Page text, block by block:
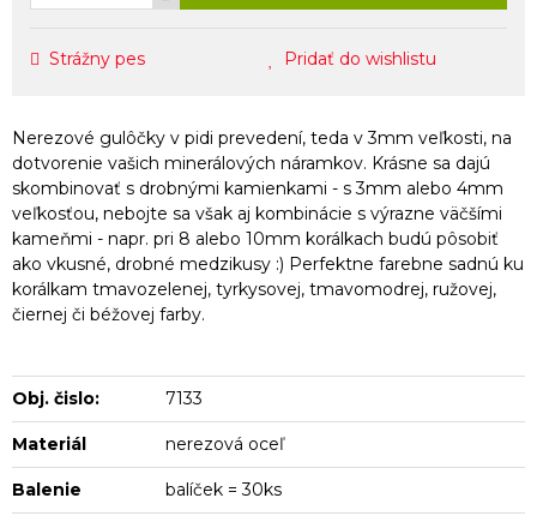
Strážny pes Pridať do wishlistu
Nerezové gulôčky v pidi prevedení, teda v 3mm veľkosti, na
dotvorenie vašich minerálových náramkov. Krásne sa dajú
skombinovať s drobnými kamienkami - s 3mm alebo 4mm
veľkosťou, nebojte sa však aj kombinácie s výrazne väčšími
kameňmi - napr. pri 8 alebo 10mm korálkach budú pôsobiť
ako vkusné, drobné medzikusy :) Perfektne farebne sadnú ku
korálkam tmavozelenej, tyrkysovej, tmavomodrej, ružovej,
čiernej či béžovej farby.
Obj. čislo: 7133
Materiál nerezová oceľ
Balenie balíček = 30ks